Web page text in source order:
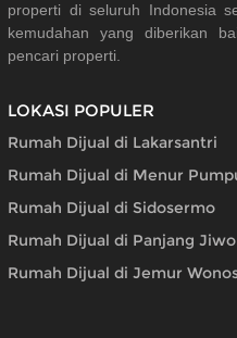
properti di seluruh Indonesia
kemudahan yang diberikan
pencari properti.
LOKASI POPULER
Rumah Dijual di Lakarsantri
Rumah Dijual di Menur
Rumah Dijual di Sidosermo
Rumah Dijual di Panjang Jiwo
Rumah Dijual di Jemur